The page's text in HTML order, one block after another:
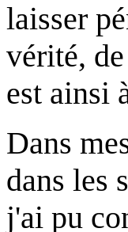
laisser
vérité,
est ainsi
Dans
dans les
j'ai pu